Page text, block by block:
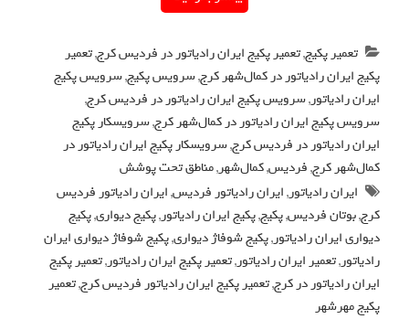
تعمیر پکیج,تعمیر پکیج ایران رادیاتور در فردیس کرج,تعمیر
پکیج ایران رادیاتور در کمال‌شهر کرج,سرویس پکیج,سرویس پکیج
ایران رادیاتور,سرویس پکیج ایران رادیاتور در فردیس کرج,
سرویس پکیج ایران رادیاتور در کمال‌شهر کرج,سرویسکار پکیج
ایران رادیاتور در فردیس کرج,سرویسکار پکیج ایران رادیاتور در
کمال‌شهر کرج,فردیس,کمال‌شهر,مناطق تحت پوشش
ایران رادیاتور,ایران رادیاتور فردیس,ایران رادیاتور فردیس
کرج,بوتان فردیس,پکیج,پکیج ایران رادیاتور,پکیج دیواری,پکیج
دیواری ایران رادیاتور,پکیج شوفاژ دیواری,پکیج شوفاژ دیواری ایران
رادیاتور,تعمیر ایران رادیاتور,تعمیر پکیج ایران رادیاتور,تعمیر پکیج
ایران رادیاتور در کرج,تعمیر پکیج ایران رادیاتور فردیس کرج,تعمیر
پکیج مهرشهر